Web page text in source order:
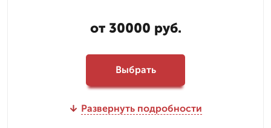
от 30000 руб.
Выбрать
Развернуть подробности